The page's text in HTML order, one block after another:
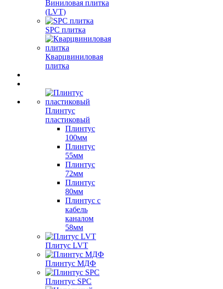
Виниловая плитка
(LVT)
SPC плитка
Кварцвиниловая
плитка
Плинтус
пластиковый
Плинтус
100мм
Плинтус
55мм
Плинтус
72мм
Плинтус
80мм
Плинтус с
кабель
каналом
58мм
Плитус LVT
Плинтус МДФ
Плинтус SPC